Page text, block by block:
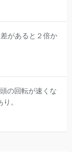
があると２倍か
の回転が速くな
。